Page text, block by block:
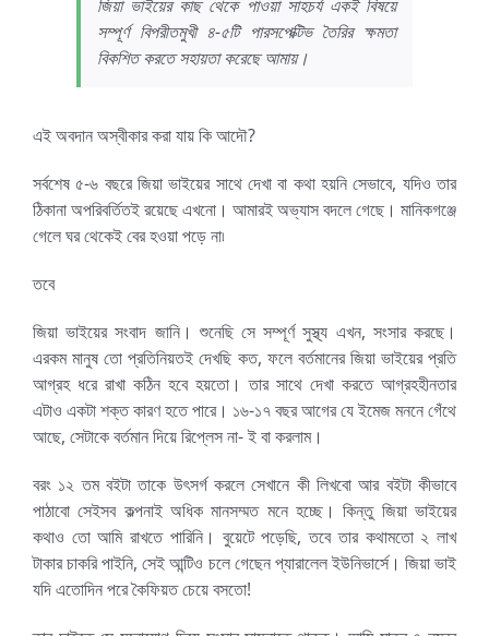
জিয়া ভাইয়ের কাছ থেকে পাওয়া সাহচর্য একই বিষয়ে
সম্পূর্ণ বিপরীতমুখী ৪-৫টি পারসপেক্টিভ তৈরির ক্ষমতা
বিকশিত করতে সহায়তা করেছে আমায়।
এই অবদান অস্বীকার করা যায় কি আদৌ?
সর্বশেষ ৫-৬ বছরে জিয়া ভাইয়ের সাথে দেখা বা কথা হয়নি সেভাবে, যদিও তার
ঠিকানা অপরিবর্তিতই রয়েছে এখনো। আমারই অভ্যাস বদলে গেছে। মানিকগঞ্জে
গেলে ঘর থেকেই বের হওয়া পড়ে না৷
তবে
জিয়া ভাইয়ের সংবাদ জানি। শুনেছি সে সম্পূর্ণ সুস্থ্য এখন, সংসার করছে।
এরকম মানুষ তো প্রতিনিয়তই দেখছি কত, ফলে বর্তমানের জিয়া ভাইয়ের প্রতি
আগ্রহ ধরে রাখা কঠিন হবে হয়তো। তার সাথে দেখা করতে আগ্রহহীনতার
এটাও একটা শক্ত কারণ হতে পারে। ১৬-১৭ বছর আগের যে ইমেজ মননে গেঁথে
আছে, সেটাকে বর্তমান দিয়ে রিপ্লেস না- ই বা করলাম।
বরং ১২ তম বইটা তাকে উৎসর্গ করলে সেখানে কী লিখবো আর বইটা কীভাবে
পাঠাবো সেইসব কল্পনাই অধিক মানসম্মত মনে হচ্ছে। কিন্তু জিয়া ভাইয়ের
কথাও তো আমি রাখতে পারিনি। বুয়েটে পড়েছি, তবে তার কথামতো ২ লাখ
টাকার চাকরি পাইনি, সেই আন্টিও চলে গেছেন প্যারালেল ইউনিভার্সে। জিয়া ভাই
যদি এতোদিন পরে কৈফিয়ত চেয়ে বসতো!